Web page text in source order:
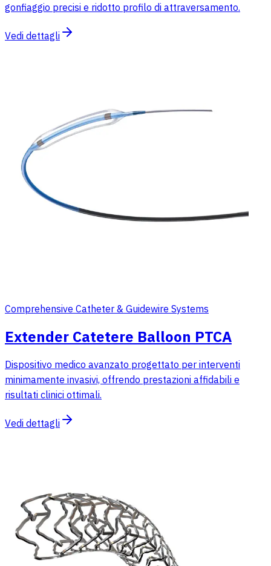
gonfiaggio precisi e ridotto profilo di attraversamento.
Vedi dettagli
Comprehensive Catheter & Guidewire Systems
Extender Catetere Balloon PTCA
Dispositivo medico avanzato progettato per interventi
minimamente invasivi, offrendo prestazioni affidabili e
risultati clinici ottimali.
Vedi dettagli